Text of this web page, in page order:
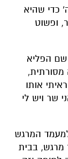
כדי שהיא
ופשוט
הפליא
מסורתית,
אותו
שר ויש לי
המרגש
מרגש, בבית